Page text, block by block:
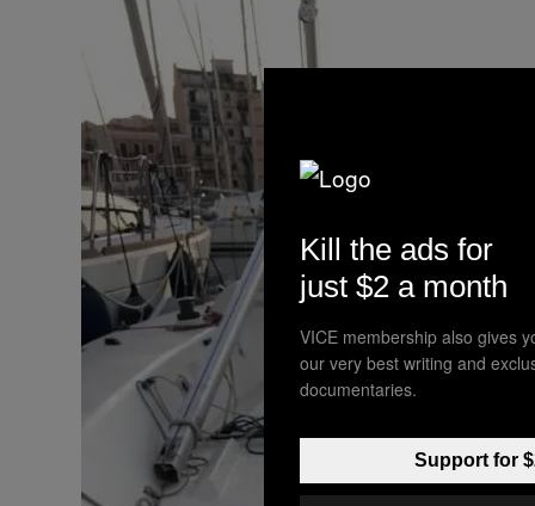
Kill the ads for
just $2 a month
VICE membership also gives
our very best writing and
documentaries.
Support for